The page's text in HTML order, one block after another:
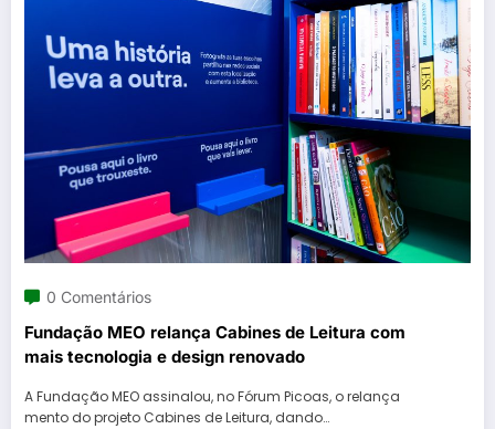
0 Comentários
Fundação MEO relança Cabines de Leitura com
mais tecnologia e design renovado
A Fundação MEO assinalou, no Fórum Picoas, o relança
mento do projeto Cabines de Leitura, dando…